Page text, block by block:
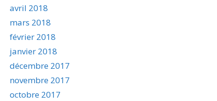
avril 2018
mars 2018
février 2018
janvier 2018
décembre 2017
novembre 2017
octobre 2017